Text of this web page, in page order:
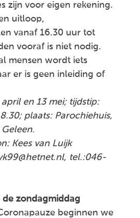
zijn voor eigen rekening.
uitloop,
vanaf 16.30 uur tot
vooraf is niet nodig.
mensen wordt iets
er is geen inleiding of
en 13 mei; tijdstip:
plaats: Parochiehuis,
Kees van Luijk
tel.:046-
zondagmiddag
beginnen we